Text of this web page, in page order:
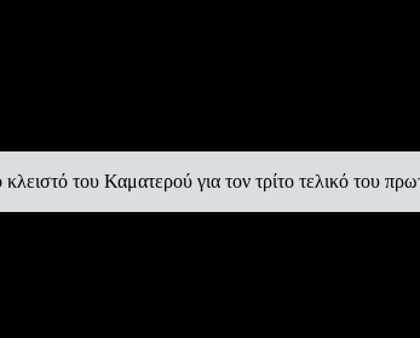
του Καματερού για τον τρίτο τελικό του